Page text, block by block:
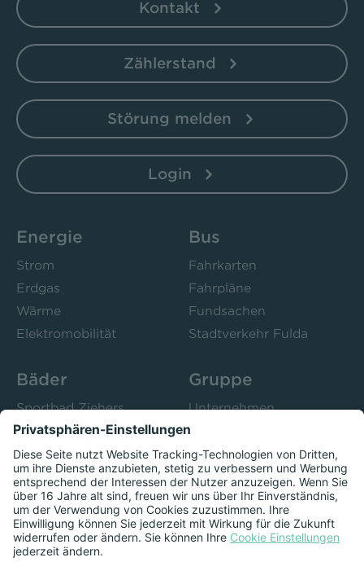
Kontakt
Zählerstand
Störung melden
Login
Energie
Strom
Erdgas
Wärme
Elektromobilität
Bus
Fahrkarten
Fahrpläne
Fundsachen
Stadtverkehr Fulda
Bäder
Sportbad Ziehers
Freibad Rosenau
Stadtbad Esperanto
Kurse
Gruppe
Unternehmen
Bistro 52
Presse
Herzschlag
Datenschutzeinstellungen anzeigen